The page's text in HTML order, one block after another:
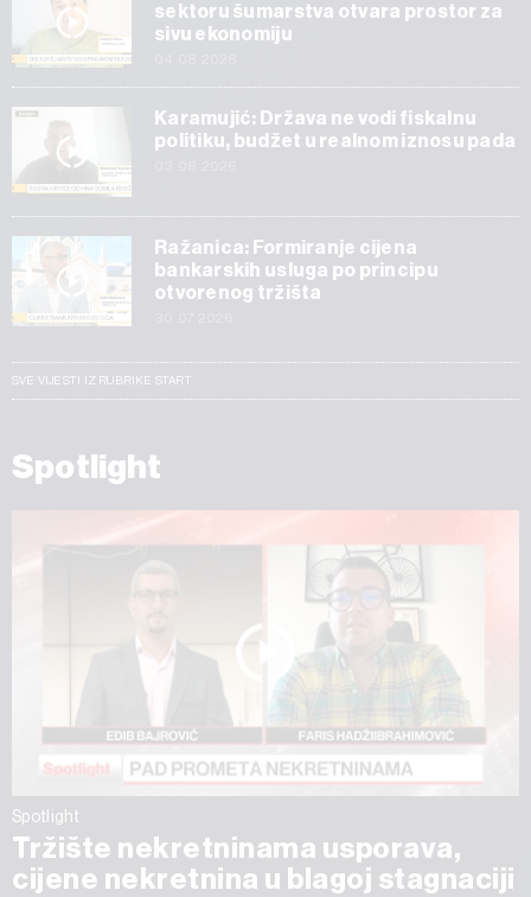
sektoru šumarstva otvara prostor za
sivu ekonomiju
Karamujić: Država ne vodi fiskalnu
politiku, budžet u realnom iznosu pada
Ražanica: Formiranje cijena
bankarskih usluga po principu
otvorenog tržišta
SVE VIJESTI IZ RUBRIKE START
Spotlight
Spotlight
Tržište nekretninama usporava,
cijene nekretnina u blagoj stagnaciji